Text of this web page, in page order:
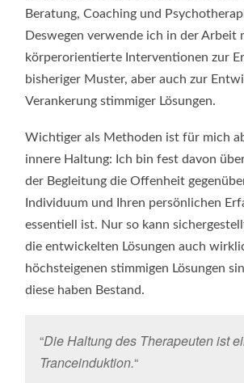
Beratung, Coaching und
Deswegen verwende ich in der Arbeit
körperorientierte Interventionen zur
bisheriger Muster, aber auch zur
Verankerung stimmiger Lösungen.
Wichtiger als Methoden ist für mich
innere Haltung: Ich bin fest davon
der Begleitung die Offenheit
Individuum und Ihren persönlichen
essentiell ist. Nur so kann
die entwickelten Lösungen auch
höchsteigenen stimmigen Lösungen
diese haben Bestand.
“Die Haltung des Therapeuten ist
Tranceinduktion.“